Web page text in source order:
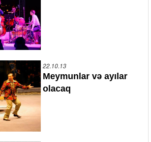
22.10.13
Meymunlar və ayılar
olacaq